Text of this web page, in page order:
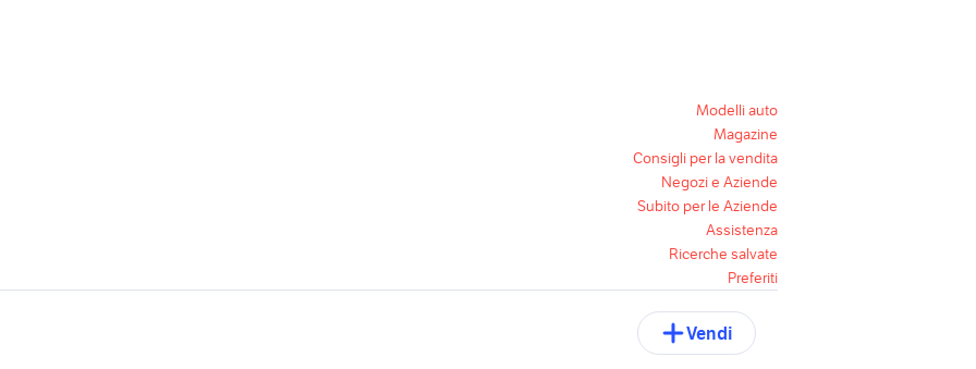
Modelli auto
Magazine
Consigli per la vendita
Negozi e Aziende
Subito per le Aziende
Assistenza
Ricerche salvate
Preferiti
Vendi